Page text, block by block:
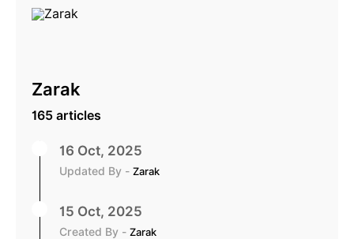
Zarak
165 articles
16 Oct, 2025
Updated By - Zarak
15 Oct, 2025
Created By - Zarak